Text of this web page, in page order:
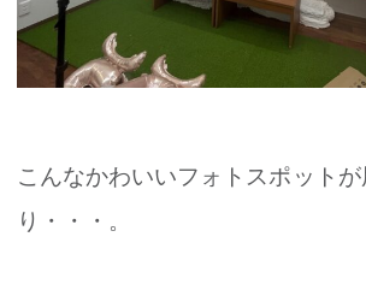
こんなかわいいフォトスポット
り・・・。